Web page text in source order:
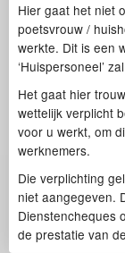
Hier gaat het niet
poetsvrouw /
werkte. Dit is een
‘Huispersoneel’
Het gaat hier
wettelijk verplicht
voor u werkt, om
werknemers.
Die verplichting
niet aangegeven.
Dienstencheques
de prestatie van